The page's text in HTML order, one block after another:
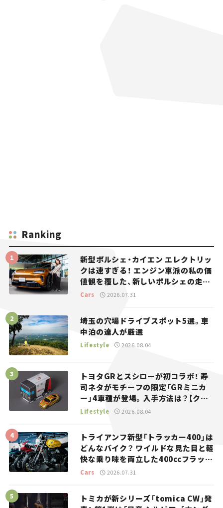
Ranking
新型ポルシェ・カイエン エレクトリッ
クは速すぎる！ エンジン車派の私の価
値観を覆した、新しいポルシェの走
り。
Cars 2026.07.31
埼玉の穴場ドライブスポット5選。車
中泊の達人が厳選
Lifestyle 2026.08.04
トヨタGRとスシローが初コラボ！ 寿
司ネタがモチーフの限定「GRミニカ
ー」4車種が登場。入手方法は？【クル
マとホビー】
Lifestyle 2026.08.04
トライアンフ新型「トラッカー400」は
どんなバイク？ ワイルドな見た目と軽
快な乗り味を両立した400ccフラット
トラッカー【試乗レビュー】
Cars 2026.07.31
トミカが新シリーズ「tomica CW」発